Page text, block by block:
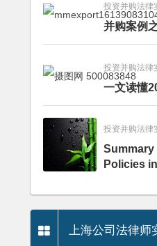
投资并购法律
并购案例
投资并购法律
一文读懂
投资并购法律
Policies
Covid-19
上海公司法律师